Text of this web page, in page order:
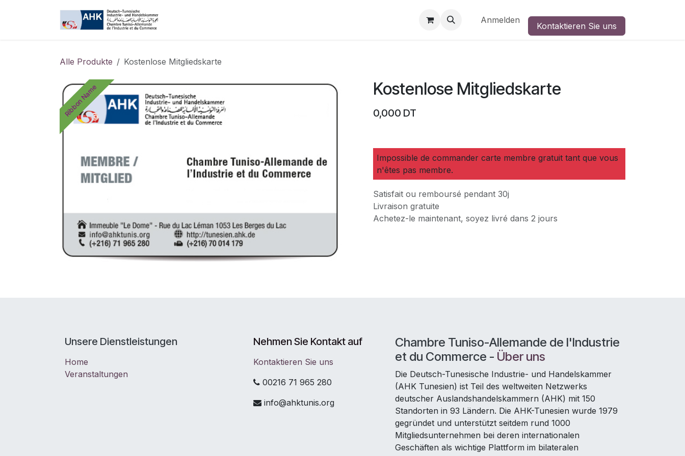
Anmelden
Kontaktieren Sie uns
Alle Produkte Kostenlose Mitgliedskarte
Ribbon Name Kostenlose Mitgliedskarte
0,000 DT
Impossible de commander carte membre gratuit tant que vous
n'êtes pas membre.
Satisfait ou remboursé pendant 30j
Livraison gratuite
Achetez-le maintenant, soyez livré dans 2 jours
Unsere Dienstleistungen
Home
Veranstaltungen
Nehmen Sie Kontakt auf
Kontaktieren Sie uns
00216 71 965 280
info@ahktunis.org
Chambre Tuniso-Allemande de l'Industrie
et du Commerce - Über uns
Die Deutsch-Tunesische Industrie- und Handelskammer
(AHK Tunesien) ist Teil des weltweiten Netzwerks
deutscher Auslandshandelskammern (AHK) mit 150
Standorten in 93 Ländern. Die AHK-Tunesien wurde 1979
gegründet und unterstützt seitdem rund 1000
Mitgliedsunternehmen bei deren internationalen
Geschäften als wichtige Plattform im bilateralen